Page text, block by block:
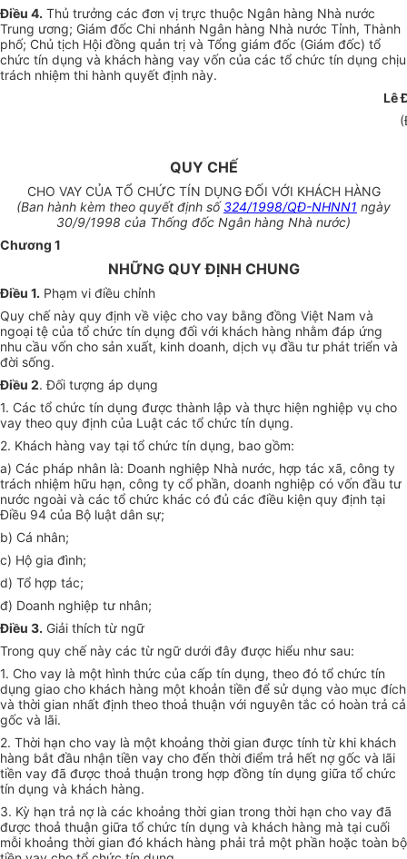
Điều 4. Thủ trưởng các đơn vị trực thuộc Ngân hàng Nhà nước
Trung ương; Giám đốc Chi nhánh Ngân hàng Nhà nước Tỉnh, Thành
phố; Chủ tịch Hội đồng quản trị và Tổng giám đốc (Giám đốc) tổ
chức tín dụng và khách hàng vay vốn của các tổ chức tín dụng chịu
trách nhiệm thi hành quyết định này.
Lê
QUY CHẾ
CHO VAY CỦA TỔ CHỨC TÍN DỤNG ĐỐI VỚI KHÁCH HÀNG
(Ban hành kèm theo quyết định số324/1998/QĐ-NHNN1 ngày
30/9/1998 của Thống đốc Ngân hàng Nhà nước)
Chương 1
NHỮNG QUY ĐỊNH CHUNG
Điều 1. Phạm vi điều chỉnh
Quy chế này quy định về việc cho vay bằng đồng Việt Nam và
ngoại tệ của tổ chức tín dụng đối với khách hàng nhằm đáp ứng
nhu cầu vốn cho sản xuất, kinh doanh, dịch vụ đầu tư phát triển và
đời sống.
Điều 2. Đối tượng áp dụng
1. Các tổ chức tín dụng được thành lập và thực hiện nghiệp vụ cho
vay theo quy định của Luật các tổ chức tín dụng.
2. Khách hàng vay tại tổ chức tín dụng, bao gồm:
a) Các pháp nhân là: Doanh nghiệp Nhà nước, hợp tác xã, công ty
trách nhiệm hữu hạn, công ty cổ phần, doanh nghiệp có vốn đầu tư
nước ngoài và các tổ chức khác có đủ các điều kiện quy định tại
Điều 94 của Bộ luật dân sự;
b) Cá nhân;
c) Hộ gia đình;
d) Tổ hợp tác;
đ) Doanh nghiệp tư nhân;
Điều 3. Giải thích từ ngữ
Trong quy chế này các từ ngữ dưới đây được hiểu như sau:
1. Cho vay là một hình thức của cấp tín dụng, theo đó tổ chức tín
dụng giao cho khách hàng một khoản tiền để sử dụng vào mục đích
và thời gian nhất định theo thoả thuận với nguyên tắc có hoàn trả cả
gốc và lãi.
2. Thời hạn cho vay là một khoảng thời gian được tính từ khi khách
hàng bắt đầu nhận tiền vay cho đến thời điểm trả hết nợ gốc và lãi
tiền vay đã được thoả thuận trong hợp đồng tín dụng giữa tổ chức
tín dụng và khách hàng.
3. Kỳ hạn trả nợ là các khoảng thời gian trong thời hạn cho vay đã
được thoả thuận giữa tổ chức tín dụng và khách hàng mà tại cuối
mỗi khoảng thời gian đó khách hàng phải trả một phần hoặc toàn bộ